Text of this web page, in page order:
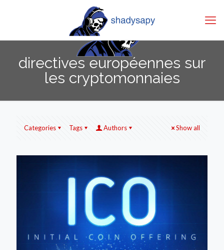
directives européennes sur
les cryptomonnaies
Categories Tags Authors Show all